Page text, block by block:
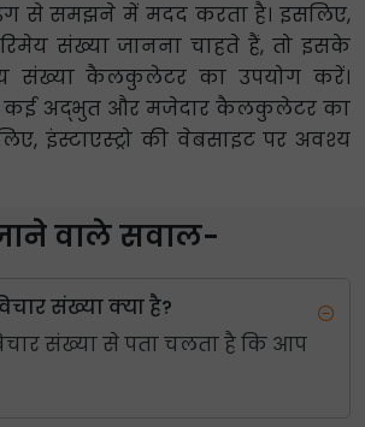
से समझने में मदद करता है। इसलिए,
संख्या जानना चाहते हैं, तो इसके
संख्या कैलकुलेटर का उपयोग करें।
कई अद्भुत और मजेदार कैलकुलेटर का
इंस्टाएस्ट्रो की वेबसाइट पर अवश्य
वाले सवाल-
संख्या क्या है?
संख्या से पता चलता है कि आप